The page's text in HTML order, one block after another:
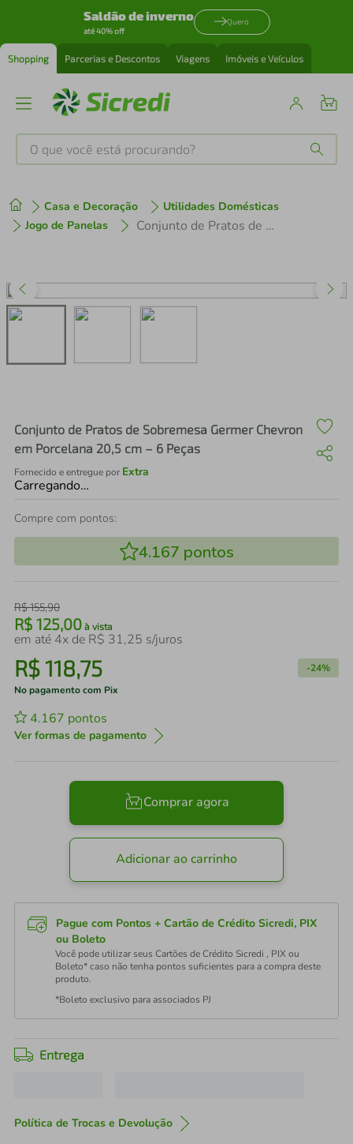
Saldão de inverno
até 40% off
Quero
Shopping Parcerias e Descontos Viagens Imóveis e Veículos
O que você está procurando?
Casa e Decoração
Utilidades Domésticas
Jogo de Panelas
Conjunto de Pratos de Sobremesa Germer Chevron em Porcelana 20,5 cm – 6 Peças
Conjunto de Pratos de Sobremesa Germer Chevron
em Porcelana 20,5 cm – 6 Peças
Fornecido e entregue por Extra
Carregando…
Compre com pontos:
4.167 pontos
R$155,90
R$ 125,00 à vista
em até 4x de R$ 31,25 s/juros
R$118,75 -24%
No pagamento com Pix
4.167 pontos
Ver formas de pagamento
Comprar agora
Adicionar ao carrinho
Pague com Pontos + Cartão de Crédito Sicredi, PIX
ou Boleto
Você pode utilizar seus Cartões de Crédito Sicredi , PIX ou
Boleto* caso não tenha pontos suficientes para a compra deste
produto.
*Boleto exclusivo para associados PJ
Entrega
Política de Trocas e Devolução
1º tenis
3º perfume